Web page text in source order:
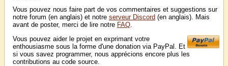
Vous pouvez nous faire part de vos commentaires et suggestions sur
notre forum (en anglais) et notre serveur Discord (en anglais). Mais
avant de poster, merci de lire notre FAQ.
Vous pouvez aider le projet en exprimant votre
enthousiasme sous la forme d'une donation via PayPal. Et
si vous savez programmer, nous apprécions encore plus les
contributions au code source.